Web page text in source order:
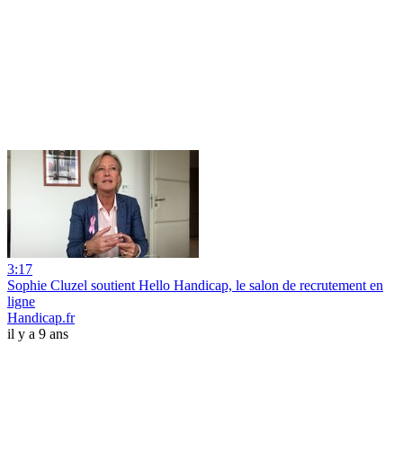
3:17
Sophie Cluzel soutient Hello Handicap, le salon de recrutement en
ligne
Handicap.fr
il y a 9 ans